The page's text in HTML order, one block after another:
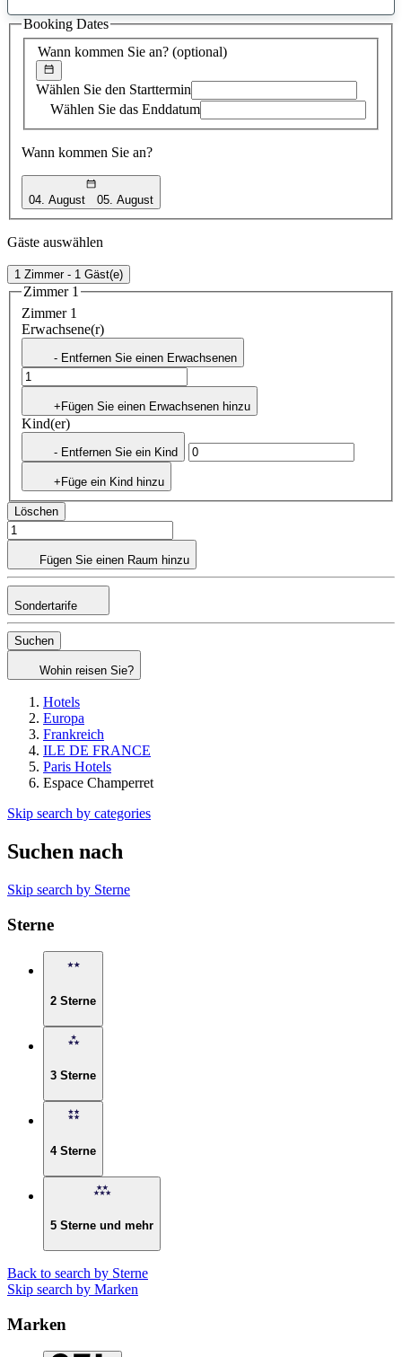
gefundener
Vorschlag
Wann kommen Sie an? (optional)
Wählen Sie den Starttermin
Wählen Sie das Enddatum
Wann kommen Sie an?
04. August 05. August
Booking Dates
Gäste auswählen
1 Zimmer - 1 Gäst(e)
Zimmer 1
Zimmer 1
Erwachsene(r)
- Entfernen Sie einen Erwachsenen
+Fügen Sie einen Erwachsenen hinzu
Kind(er)
- Entfernen Sie ein Kind
+Füge ein Kind hinzu
Löschen
Fügen Sie einen Raum hinzu
Sondertarife
Suchen
Wohin reisen Sie?
Hotels
Europa
Frankreich
ILE DE FRANCE
Paris Hotels
Espace Champerret
Skip search by categories
Suchen nach
Skip search by Sterne
Sterne
2 Sterne
3 Sterne
4 Sterne
5 Sterne und mehr
Back to search by Sterne
Skip search by Marken
Marken